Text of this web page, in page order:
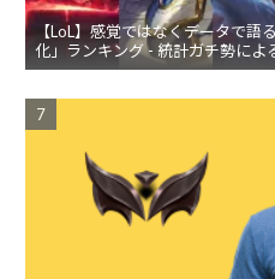
【LoL】感覚ではなくデータで語
化」ランキング - 統計ガチ勢によ